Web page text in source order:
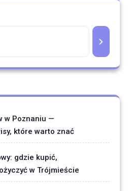
w Poznaniu —
które warto znać
gdzie kupić,
w Trójmieście